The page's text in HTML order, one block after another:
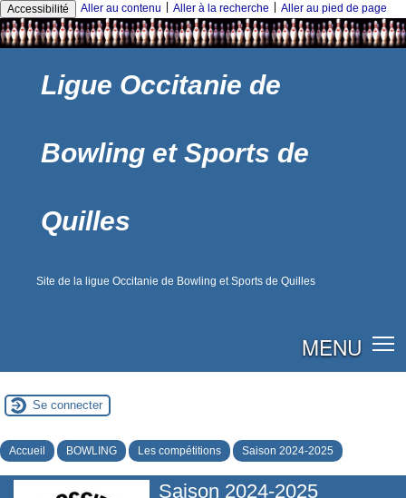
Accessibilité Aller au contenu Aller à la recherche Aller au pied de page
Ligue Occitanie de
Bowling et Sports de
Quilles
Site de la ligue Occitanie de Bowling et Sports de Quilles
MENU
Se connecter
Accueil BOWLING Les compétitions Saison 2024-2025
Saison 2024-2025